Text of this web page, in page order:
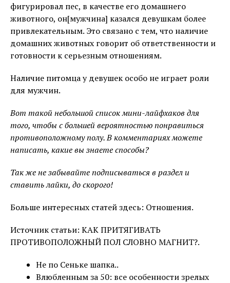
фигурировал пес, в качестве его домашнего
животного, он[мужчина] казался девушкам более
привлекательным. Это связано с тем, что наличие
домашних животных говорит об ответственности и
готовности к серьезным отношениям.
Наличие питомца у девушек особо не играет роли
для мужчин.
Вот такой небольшой список мини-лайфхаков для
того, чтобы с большей вероятностью понравиться
противоположному полу. В комментариях можете
написать, какие вы знаете способы?
Так же не забывайте подписываться в раздел и
ставить лайки, до скорого!
Больше интересных статей здесь: Отношения.
Источник статьи: КАК ПРИТЯГИВАТЬ
ПРОТИВОПОЛОЖНЫЙ ПОЛ СЛОВНО МАГНИТ?.
Не по Сеньке шапка..
Влюбленным за 50: все особенности зрелых